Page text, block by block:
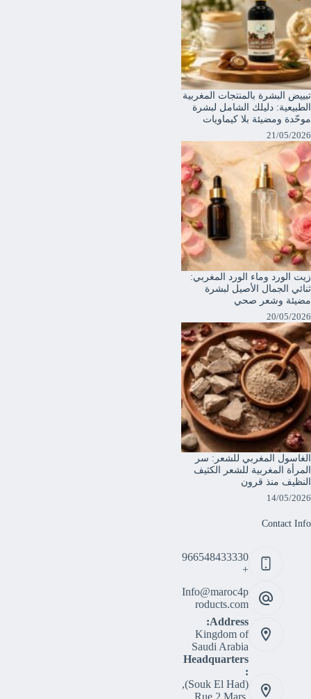
تبييض البشرة بالمنتجات المغربية
الطبيعية: دليلك الشامل لبشرة
موحّدة ومضيئة بلا كيماويات
21/05/2026
زيت الورد وماء الورد المغربي:
ثنائي الجمال الأصيل لبشرة
مضيئة وشعر صحي
20/05/2026
الغاسول المغربي للشعر: سر
المرأة المغربية للشعر الكثيف
النظيف منذ قرون
14/05/2026
Contact Info
966548433330
+
Info@maroc4p
roducts.com
Address:
Kingdom of
Saudi Arabia
Headquarters
:
(Souk El Had),
Rue 2 Mars,